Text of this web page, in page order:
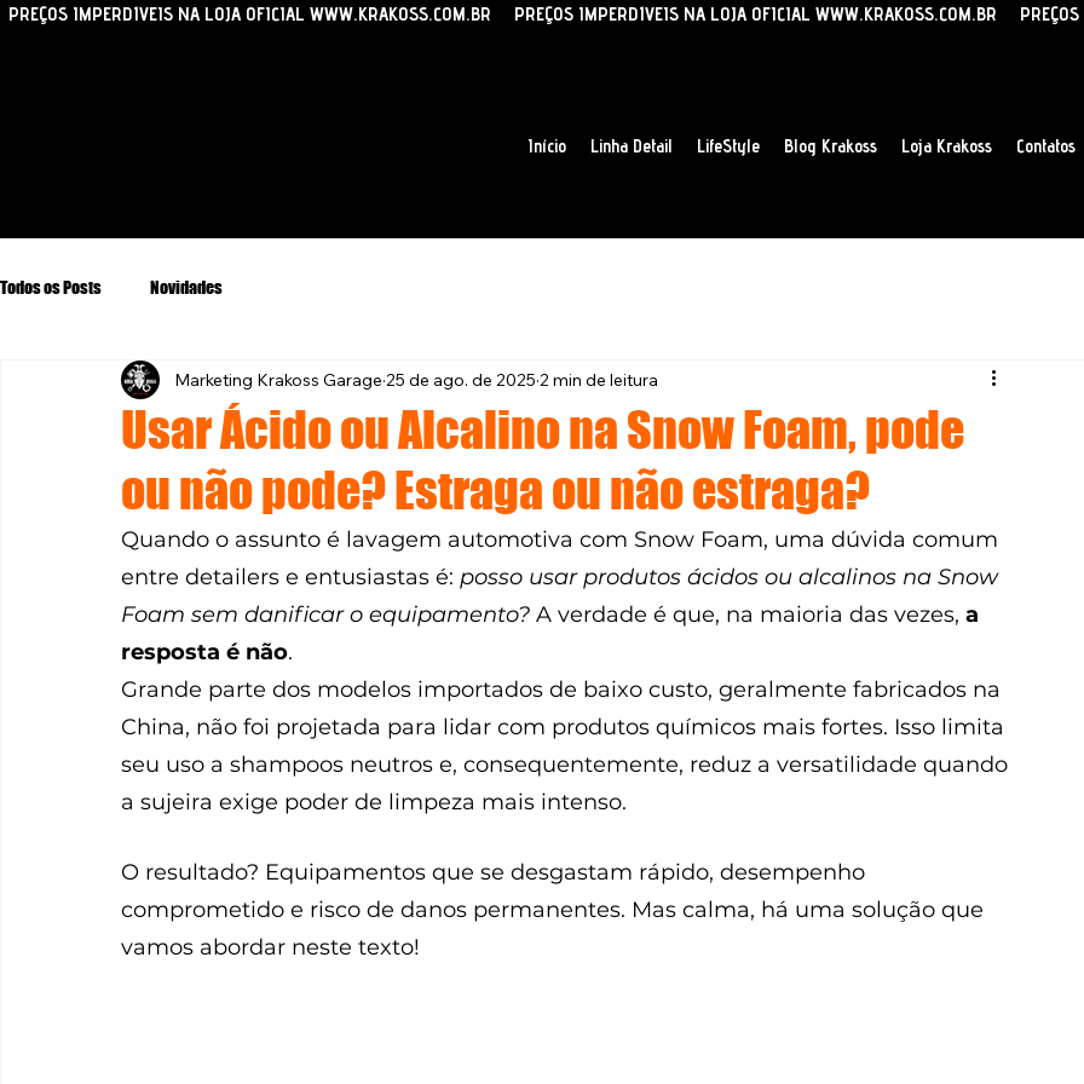
PREÇOS IMPERDÍVEIS NA LOJA OFICIAL WWW.KRAKOSS.COM.BR
Início Linha Detail LifeStyle Blog Krakoss Loja Krakoss Contatos
Todos os Posts Novidades
Usar Ácido ou Alcalino na Snow Foam, pode
ou não pode? Estraga ou não estraga?
Marketing Krakoss Garage 25 de ago. de 2025 2 min de leitura
Quando o assunto é lavagem automotiva com Snow Foam, uma dúvida comum
entre detailers e entusiastas é: posso usar produtos ácidos ou alcalinos na Snow
Foam sem danificar o equipamento? A verdade é que, na maioria das vezes, a
resposta é não.
Grande parte dos modelos importados de baixo custo, geralmente fabricados na
China, não foi projetada para lidar com produtos químicos mais fortes. Isso limita
seu uso a shampoos neutros e, consequentemente, reduz a versatilidade quando
a sujeira exige poder de limpeza mais intenso.
O resultado? Equipamentos que se desgastam rápido, desempenho
comprometido e risco de danos permanentes. Mas calma, há uma solução que
vamos abordar neste texto!